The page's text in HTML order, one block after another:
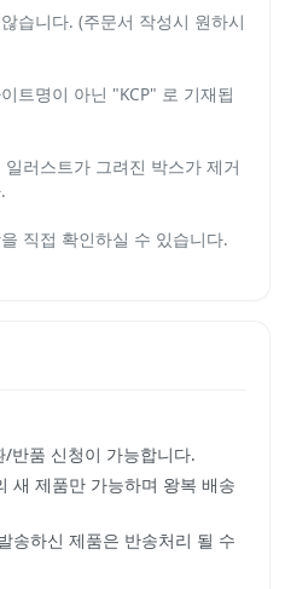
습니다. (주문서 작성시 원하시
트명이 아닌 "KCP" 로 기재됩
러스트가 그려진 박스가 제거
직접 확인하실 수 있습니다.
반품 신청이 가능합니다.
새 제품만 가능하며 왕복 배송
송하신 제품은 반송처리 될 수